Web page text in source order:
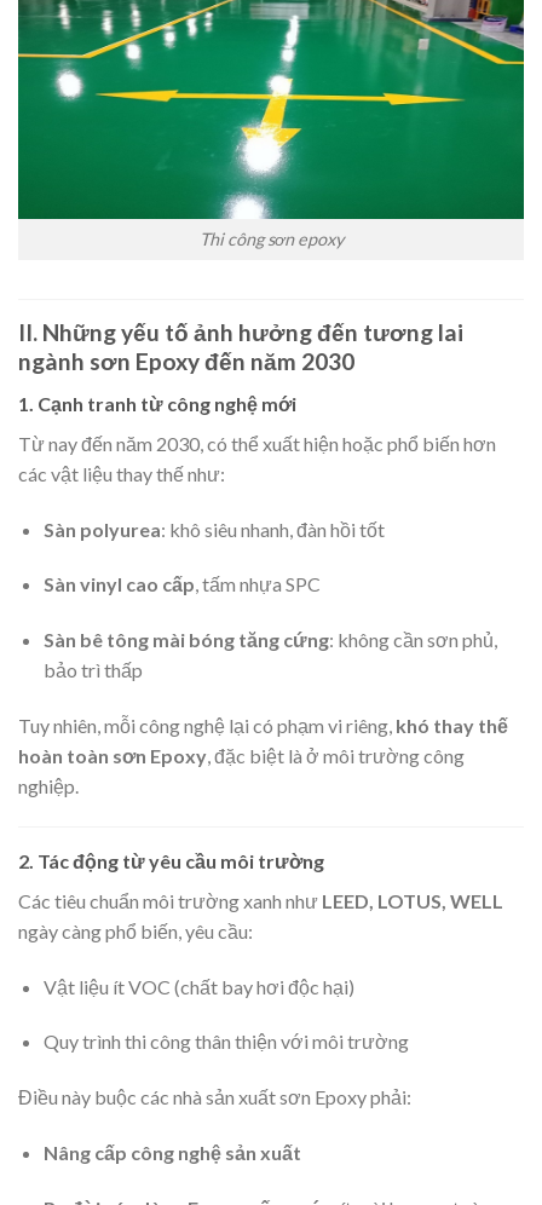
Thi công sơn epoxy
II. Những yếu tố ảnh hưởng đến tương lai
ngành sơn Epoxy đến năm 2030
1. Cạnh tranh từ công nghệ mới
Từ nay đến năm 2030, có thể xuất hiện hoặc phổ biến hơn
các vật liệu thay thế như:
Sàn polyurea: khô siêu nhanh, đàn hồi tốt
Sàn vinyl cao cấp, tấm nhựa SPC
Sàn bê tông mài bóng tăng cứng: không cần sơn phủ,
bảo trì thấp
Tuy nhiên, mỗi công nghệ lại có phạm vi riêng, khó thay thế
hoàn toàn sơn Epoxy, đặc biệt là ở môi trường công
nghiệp.
2. Tác động từ yêu cầu môi trường
Các tiêu chuẩn môi trường xanh như LEED, LOTUS, WELL
ngày càng phổ biến, yêu cầu:
Vật liệu ít VOC (chất bay hơi độc hại)
Quy trình thi công thân thiện với môi trường
Điều này buộc các nhà sản xuất sơn Epoxy phải:
Nâng cấp công nghệ sản xuất